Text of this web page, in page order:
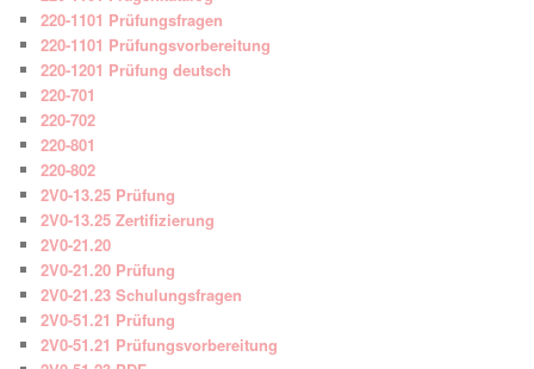
220-1101 Prüfungsfragen
220-1101 Prüfungsvorbereitung
220-1201 Prüfung deutsch
220-701
220-702
220-801
220-802
2V0-13.25 Prüfung
2V0-13.25 Zertifizierung
2V0-21.20
2V0-21.20 Prüfung
2V0-21.23 Schulungsfragen
2V0-51.21 Prüfung
2V0-51.21 Prüfungsvorbereitung